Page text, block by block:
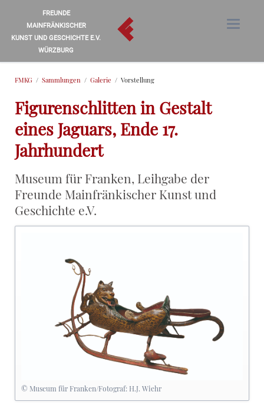
FREUNDE
MAINFRÄNKISCHER
KUNST UND GESCHICHTE E.V.
WÜRZBURG
FMKG Sammlungen Galerie Vorstellung
Figurenschlitten in Gestalt
eines Jaguars, Ende 17.
Jahrhundert
Museum für Franken, Leihgabe der
Freunde Mainfränkischer Kunst und
Geschichte e.V.
© Museum für Franken/Fotograf: H.J. Wiehr